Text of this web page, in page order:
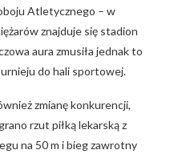
Atletycznego – w
znajduje się stadion
aura zmusiła jednak to
do hali sportowej.
zmianę konkurencji,
rzut piłką lekarską z
na 50 m i bieg zawrotny